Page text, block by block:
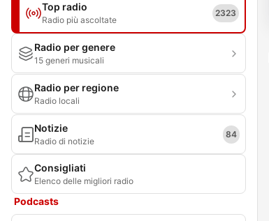
Top radio
Radio più ascoltate
2323
Radio per genere
15 generi musicali
Radio per regione
Radio locali
Notizie
Radio di notizie
84
Consigliati
Elenco delle migliori radio
Podcasts